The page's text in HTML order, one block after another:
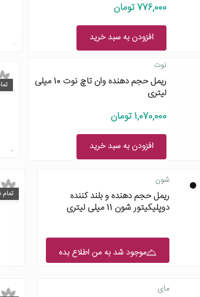
776,000 تومان
افزودن به سبد خرید
نوت
ریمل حجم دهنده وان تاچ نوت 10 میلی
لیتری
1,070,000 تومان
افزودن به سبد خرید
شون
ریمل حجم دهنده و بلند کننده
دوپلیکیتور شون 11 میلی لیتری
موجود شد به من اطلاع بده
مای